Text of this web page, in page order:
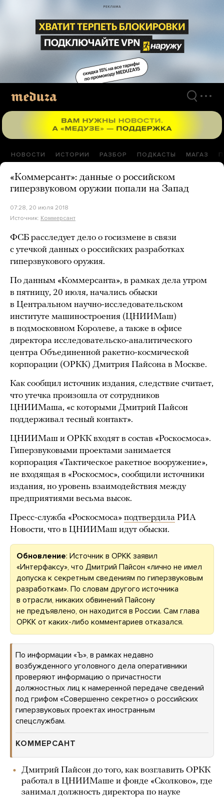
материалам
НОВОСТИ ИСТОРИИ РАЗБОР ПОДКАСТЫ МАГАЗ
«Коммерсант»: данные о российском
гиперзвуковом оружии попали на Запад
07:28, 20 июля 2018
Источник: Коммерсант
ФСБ расследует дело о госизмене в связи
с утечкой данных о российских разработках
гиперзвукового оружия.
По данным «Коммерсанта», в рамках дела утром
в пятницу, 20 июля, начались обыски
в Центральном научно-исследовательском
институте машиностроения (ЦНИИМаш)
в подмосковном Королеве, а также в офисе
директора исследовательско-аналитического
центра Объединенной ракетно-космической
корпорации (ОРКК) Дмитрия Пайсона в Москве.
Как сообщил источник издания, следствие считает,
что утечка произошла от сотрудников
ЦНИИМаша, «с которыми Дмитрий Пайсон
поддерживал тесный контакт».
ЦНИИМаш и ОРКК входят в состав «Роскосмоса».
Гиперзвуковыми проектами занимается
корпорация «Тактическое ракетное вооружение»,
не входящая в «Роскосмос», сообщили источники
издания, но уровень взаимодействия между
предприятиями весьма высок.
Пресс-служба «Роскосмоса» подтвердила РИА
Новости, что в ЦНИИМаш идут обыски.
Обновление: Источник в ОРКК заявил
«Интерфаксу», что Дмитрий Пайсон «лично не имел
допуска к секретным сведениям по гиперзвуковым
разработкам». По словам другого источника
в отрасли, никаких обвинений Пайсону
не предъявлено, он находится в России. Сам глава
ОРКК от каких-либо комментариев отказался.
По информации «Ъ», в рамках недавно
возбужденного уголовного дела оперативники
проверяют информацию о причастности
должностных лиц к намеренной передаче сведений
под грифом «Совершенно секретно» о российских
гиперзвуковых проектах иностранным
спецслужбам.
КОММЕРСАНТ
Дмитрий Пайсон до того, как возглавить ОРКК
работал в ЦНИИМаше и фонде «Сколково», где
занимал должность директора по науке